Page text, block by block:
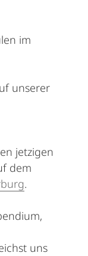
im
unserer
jetzigen
dem
.
uns